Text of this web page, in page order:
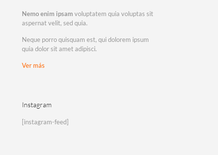
Nemo enim ipsam voluptatem quia voluptas sit
aspernat velit, sed quia.
Neque porro quisquam est, qui dolorem ipsum
quia dolor sit amet adipisci.
Ver más
Instagram
[instagram-feed]